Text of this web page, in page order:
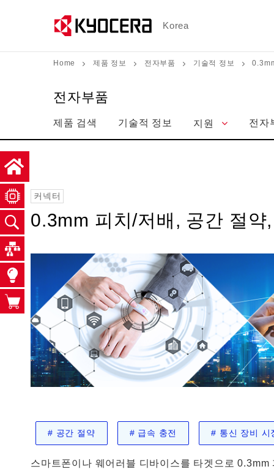
移
動
Korea
Home 제품 정보 전자부품 기술적 정보
전자부품
제품 검색 기술적 정보 지원 전자
커넥터
0.3mm 피치/저배, 공간 절
# 공간 절약 # 급속 충전 # 통신 장비 시
스마트폰이나 웨어러블 디바이스를 타겟으로